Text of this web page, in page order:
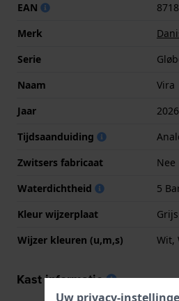
EAN
Merk
Serie
Naam
Vira
Jaar
Tijdsaanduiding
Zwitsers fabricaat
Nee
Waterdichtheid
5
Kleur wijzerplaat
Grijs
Wijzer kleuren (u,m,s)
Wit,
Kast informatie
Uw privacy-